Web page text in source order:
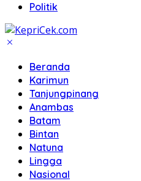
Politik
Beranda
Karimun
Tanjungpinang
Anambas
Batam
Bintan
Natuna
Lingga
Nasional